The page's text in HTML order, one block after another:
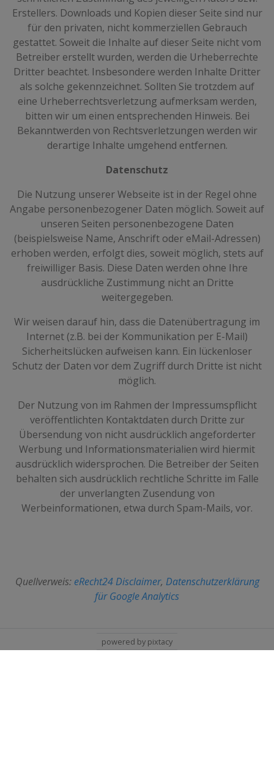
Erstellers. Downloads und Kopien dieser Seite sind nur
für den privaten, nicht kommerziellen Gebrauch
gestattet. Soweit die Inhalte auf dieser Seite nicht vom
Betreiber erstellt wurden, werden die Urheberrechte
Dritter beachtet. Insbesondere werden Inhalte Dritter
als solche gekennzeichnet. Sollten Sie trotzdem auf
eine Urheberrechtsverletzung aufmerksam werden,
bitten wir um einen entsprechenden Hinweis. Bei
Bekanntwerden von Rechtsverletzungen werden wir
derartige Inhalte umgehend entfernen.
Datenschutz
Die Nutzung unserer Webseite ist in der Regel ohne
Angabe personenbezogener Daten möglich. Soweit auf
unseren Seiten personenbezogene Daten
(beispielsweise Name, Anschrift oder eMail-Adressen)
erhoben werden, erfolgt dies, soweit möglich, stets auf
freiwilliger Basis. Diese Daten werden ohne Ihre
ausdrückliche Zustimmung nicht an Dritte
weitergegeben.
Wir weisen darauf hin, dass die Datenübertragung im
Internet (z.B. bei der Kommunikation per E-Mail)
Sicherheitslücken aufweisen kann. Ein lückenloser
Schutz der Daten vor dem Zugriff durch Dritte ist nicht
möglich.
Der Nutzung von im Rahmen der Impressumspflicht
veröffentlichten Kontaktdaten durch Dritte zur
Übersendung von nicht ausdrücklich angeforderter
Werbung und Informationsmaterialien wird hiermit
ausdrücklich widersprochen. Die Betreiber der Seiten
behalten sich ausdrücklich rechtliche Schritte im Falle
der unverlangten Zusendung von
Werbeinformationen, etwa durch Spam-Mails, vor.
Quellverweis: eRecht24 Disclaimer, Datenschutzerklärung
für Google Analytics
powered by pixtacy